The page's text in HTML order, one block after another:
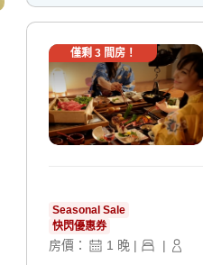
僅剩 3間房！
Seasonal Sale
快閃優惠券
房價： 1 晚 | |